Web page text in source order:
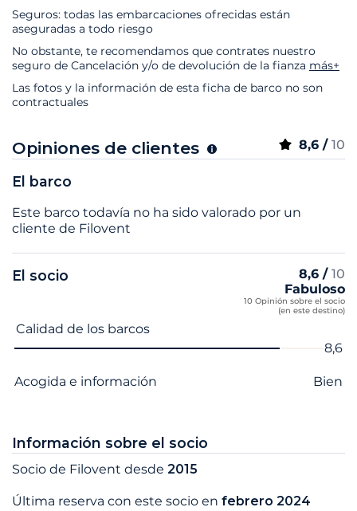
Seguros: todas las embarcaciones ofrecidas están
aseguradas a todo riesgo
No obstante, te recomendamos que contrates nuestro
seguro de Cancelación y/o de devolución de la fianza más+
Las fotos y la información de esta ficha de barco no son
contractuales
Opiniones de clientes 8,6 / 10
El barco
Este barco todavía no ha sido valorado por un
cliente de Filovent
El socio 8,6 / 10
Fabuloso
10 Opinión sobre el socio
(en este destino)
Nombre del criterio
Calidad de los barcos
8,6
Acogida e información Bien
Información sobre el socio
Socio de Filovent desde 2015
Última reserva con este socio en febrero 2024